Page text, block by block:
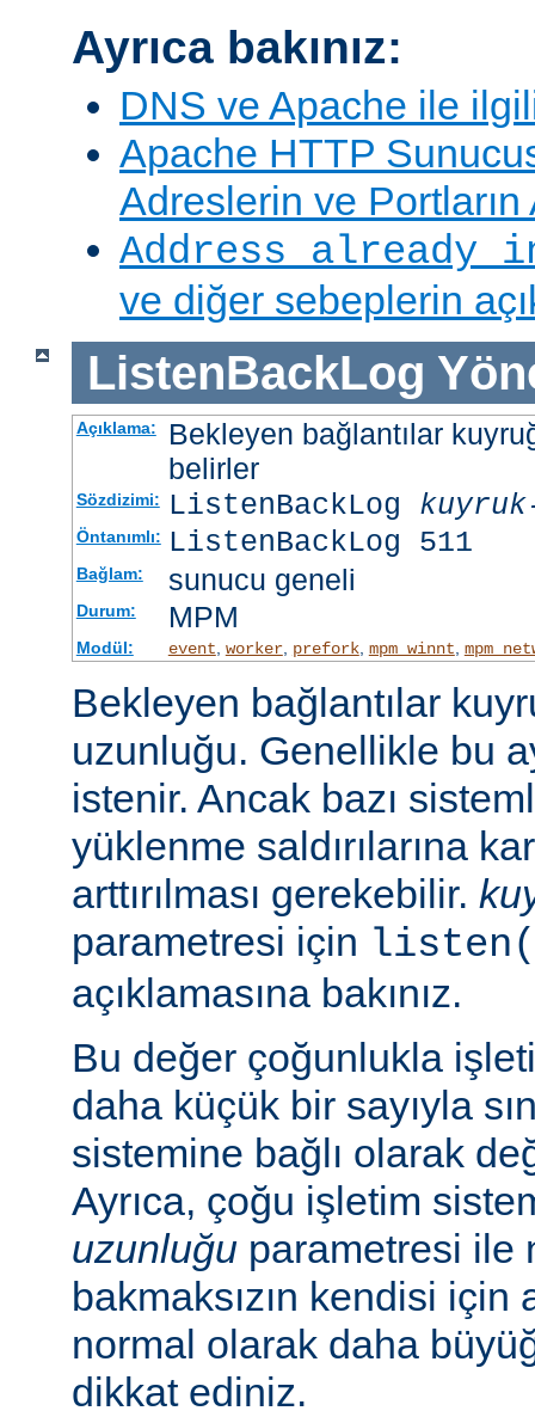
Ayrıca bakınız:
DNS ve Apache ile
Apache HTTP
Adreslerin ve Portların
Address already
ve diğer sebeplerin
ListenBackLog
Açıklama:
Bekleyen bağlantılar
belirler
Sözdizimi: ListenBackLog
Öntanımlı: ListenBackLog 511
Bağlam: sunucu geneli
Durum: MPM
Modül: event, worker, prefork, mpm_winnt,
Bekleyen bağlantılar
uzunluğu. Genellikle bu
istenir. Ancak bazı
yüklenme saldırılarına
arttırılması gerekebilir.
parametresi için
açıklamasına bakınız.
Bu değer çoğunlukla
daha küçük bir sayıyla
sistemine bağlı olarak
Ayrıca, çoğu işletim
uzunluğu parametresi ile
bakmaksızın kendisi için
normal olarak daha
dikkat ediniz.